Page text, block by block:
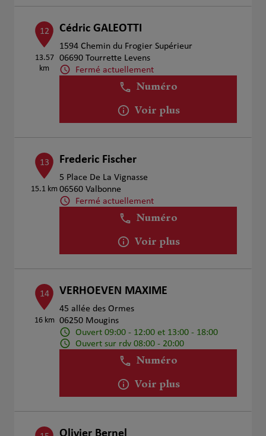
12
13.57
km
Cédric GALEOTTI
1594 Chemin du Frogier Supérieur
06690 Tourrette Levens
Fermé actuellement
Numéro
Voir plus
13
15.1 km
Frederic Fischer
5 Place De La Vignasse
06560 Valbonne
Fermé actuellement
Numéro
Voir plus
14
16 km
VERHOEVEN MAXIME
45 allée des Ormes
06250 Mougins
Ouvert 09:00 - 12:00 et 13:00 - 18:00
Ouvert sur rdv 08:00 - 20:00
Numéro
Voir plus
Olivier Bernel